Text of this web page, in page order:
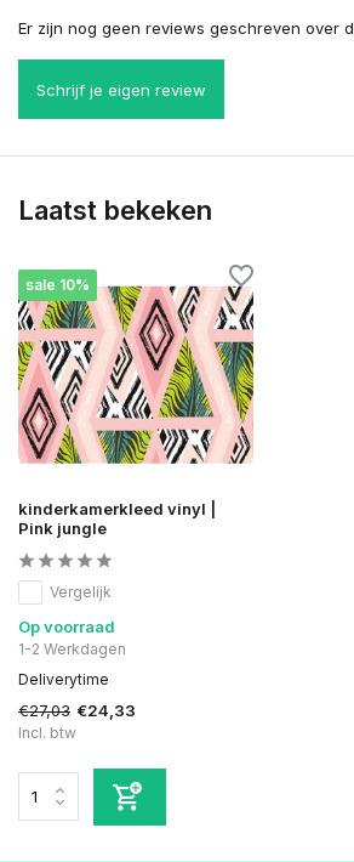
Er zijn nog geen reviews geschreven over
Schrijf je eigen review
Laatst bekeken
sale 10%
kinderkamerkleed vinyl |
Pink jungle
Vergelijk
Op voorraad
1-2 Werkdagen
Deliverytime
€27,03 €24,33
Incl. btw